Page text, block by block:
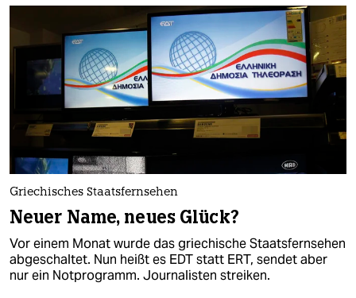
Griechisches Staatsfernsehen
Neuer Name, neues Glück?
Vor einem Monat wurde das griechische Staatsfernsehen
abgeschaltet. Nun heißt es EDT statt ERT, sendet aber
nur ein Notprogramm. Journalisten streiken.